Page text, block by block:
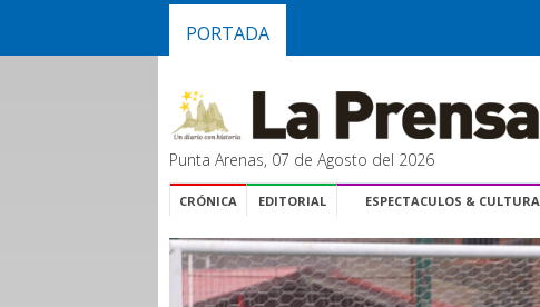
PORTADA
Punta Arenas, 07 de Agosto del 2026
CRÓNICA EDITORIAL ESPECTACULOS & CULTURA